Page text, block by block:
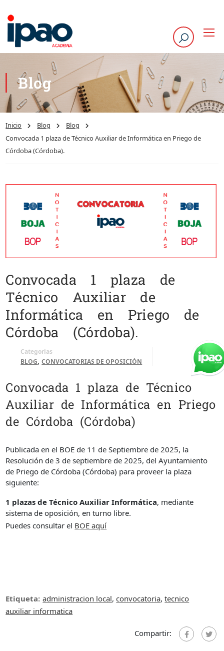
Blog
Inicio Blog
Blog
Convocada 1 plaza de Técnico Auxiliar de Informática en Priego de
Córdoba (Córdoba).
Convocada 1 plaza de
Técnico Auxiliar de
Informática en Priego de
Córdoba (Córdoba).
Categorías
BLOG,CONVOCATORIAS DE OPOSICIÓN
Convocada 1 plaza de Técnico
Auxiliar de Informática en Priego
de Córdoba (Córdoba)
Publicada en el BOE de 11 de Septiembre de 2025, la
Resolución de 3 de septiembre de 2025, del Ayuntamiento
de Priego de Córdoba (Córdoba) para proveer la plaza
siguiente:
1 plazas de Técnico Auxiliar Informática, mediante
sistema de oposición, en turno libre.
Puedes consultar el BOE aquí
Etiqueta: administracion local,convocatoria,tecnico
auxiliar informatica
Compartir: